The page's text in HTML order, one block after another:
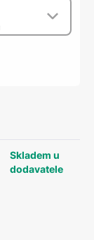
Skladem u
dodavatele